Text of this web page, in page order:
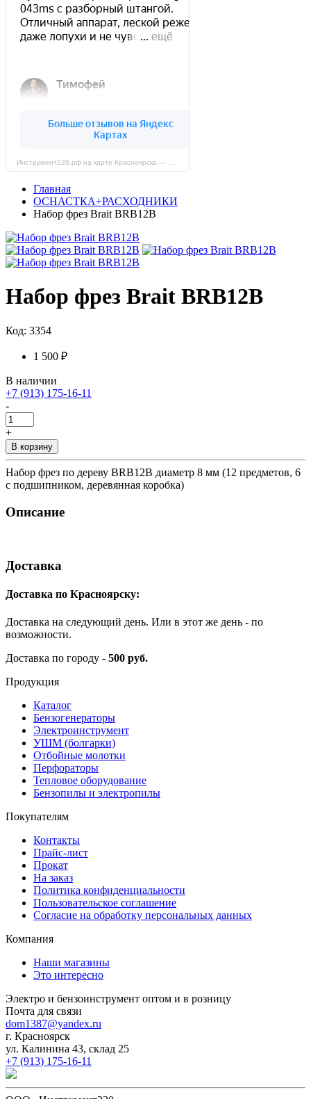
Главная
ОСНАСТКА+РАСХОДНИКИ
Набор фрез Brait BRB12B
Набор фрез Brait BRB12B
Код: 3354
1 500 ₽
В наличии
+7 (913) 175-16-11
-
+
В корзину
Набор фрез по дереву BRB12B диаметр 8 мм (12 предметов, 6
с подшипником, деревянная коробка)
Описание
Доставка
Доставка по Красноярску:
Доставка на следующий день. Или в этот же день - по
возможности.
Доставка по городу - 500 руб.
Продукция
Каталог
Бензогенераторы
Электроинструмент
УШМ (болгарки)
Отбойные молотки
Перфораторы
Тепловое оборудование
Бензопилы и электропилы
Покупателям
Контакты
Прайс-лист
Прокат
На заказ
Политика конфиденциальности
Пользовательское соглашение
Согласие на обработку персональных данных
Компания
Наши магазины
Это интересно
Электро и бензоинструмент оптом и в розницу
Почта для связи
dom1387@yandex.ru
г. Красноярск
ул. Калинина 43, склад 25
+7 (913) 175-16-11